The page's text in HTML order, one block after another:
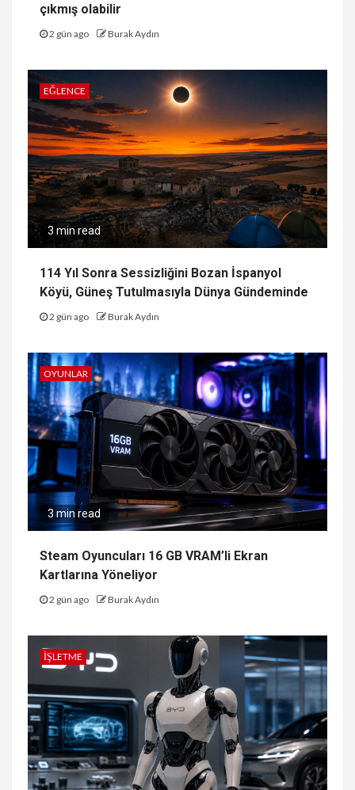
çıkmış olabilir
2 gün ago Burak Aydın
EĞLENCE
3 min read
114 Yıl Sonra Sessizliğini Bozan İspanyol
Köyü, Güneş Tutulmasıyla Dünya Gündeminde
2 gün ago Burak Aydın
OYUNLAR
3 min read
Steam Oyuncuları 16 GB VRAM’li Ekran
Kartlarına Yöneliyor
2 gün ago Burak Aydın
İŞLETME